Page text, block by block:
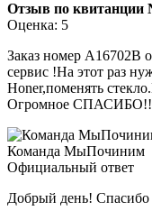
Отзыв по квитанции
Оценка: 5
Заказ номер А16702В
сервис !На этот раз
Honer,поменять
Огромное
Команда МыПочиним
Официальный ответ
Добрый день! Спасибо